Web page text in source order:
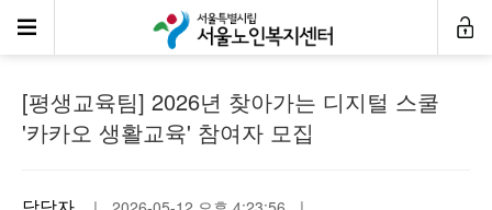
공지사항
[평생교육팀] 2026년 찾아가는 디지털 스쿨
'카카오 생활교육' 참여자 모집